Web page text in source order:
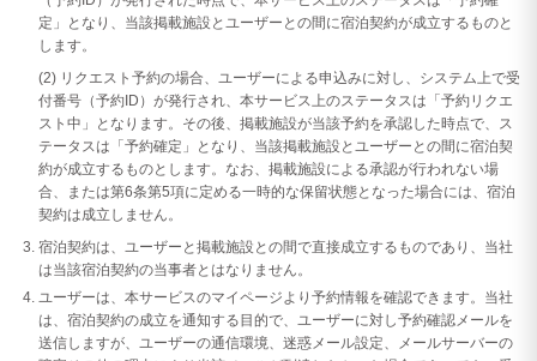
定」となり、当該掲載施設とユーザーとの間に宿泊契約が成立するものと
します。
(2) リクエスト予約の場合、ユーザーによる申込みに対し、システム上で受
付番号（予約ID）が発行され、本サービス上のステータスは「予約リクエ
スト中」となります。その後、掲載施設が当該予約を承認した時点で、ス
テータスは「予約確定」となり、当該掲載施設とユーザーとの間に宿泊契
約が成立するものとします。なお、掲載施設による承認が行われない場
合、または第6条第5項に定める一時的な保留状態となった場合には、宿泊
契約は成立しません。
宿泊契約は、ユーザーと掲載施設との間で直接成立するものであり、当社
は当該宿泊契約の当事者とはなりません。
ユーザーは、本サービスのマイページより予約情報を確認できます。当社
は、宿泊契約の成立を通知する目的で、ユーザーに対し予約確認メールを
送信しますが、ユーザーの通信環境、迷惑メール設定、メールサーバーの